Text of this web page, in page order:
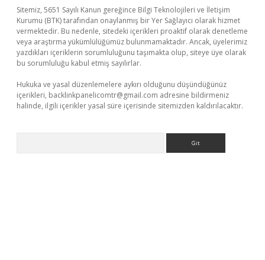
Sitemiz, 5651 Sayılı Kanun gereğince Bilgi Teknolojileri ve İletişim
Kurumu (BTK) tarafından onaylanmış bir Yer Sağlayıcı olarak hizmet
vermektedir. Bu nedenle, sitedeki içerikleri proaktif olarak denetleme
veya araştırma yükümlülüğümüz bulunmamaktadır. Ancak, üyelerimiz
yazdıkları içeriklerin sorumluluğunu taşımakta olup, siteye üye olarak
bu sorumluluğu kabul etmiş sayılırlar.
Hukuka ve yasal düzenlemelere aykırı olduğunu düşündüğünüz
içerikleri, backlinkpanelicomtr@gmail.com adresine bildirmeniz
halinde, ilgili içerikler yasal süre içerisinde sitemizden kaldırılacaktır.